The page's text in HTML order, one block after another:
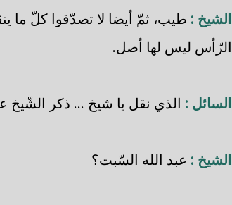
الشيخ : طيب، ثمّ أيضا لا تصدّقوا كلّ ما
الرّأس ليس لها أصل.
السائل : الذي نقل يا شيخ ... ذكر الشّيخ
الشيخ : عبد الله السّبت؟